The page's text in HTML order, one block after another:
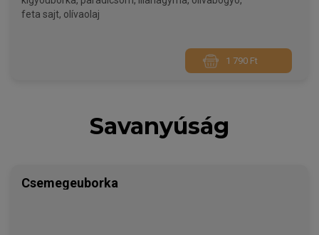
feta sajt, olívaolaj
1 790 Ft
Savanyúság
Csemegeuborka